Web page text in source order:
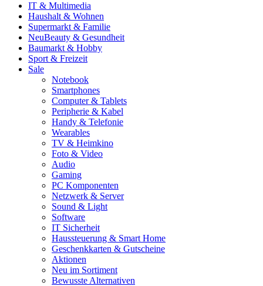
IT & Multimedia
Haushalt & Wohnen
Supermarkt & Familie
NeuBeauty & Gesundheit
Baumarkt & Hobby
Sport & Freizeit
Sale
Notebook
Smartphones
Computer & Tablets
Peripherie & Kabel
Handy & Telefonie
Wearables
TV & Heimkino
Foto & Video
Audio
Gaming
PC Komponenten
Netzwerk & Server
Sound & Light
Software
IT Sicherheit
Haussteuerung & Smart Home
Geschenkkarten & Gutscheine
Aktionen
Neu im Sortiment
Bewusste Alternativen